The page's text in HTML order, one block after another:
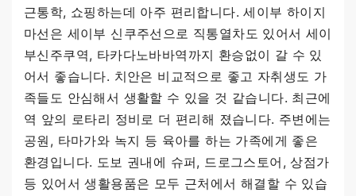
근통학, 쇼핑하는데 아주 편리합니다. 세이부 하이지
마선은 세이부 신쿠주선으로 직통열차도 있어서 세이
부신주쿠역, 타카다노바바역까지 환승없이 갈 수 있
어서 좋습니다. 치안은 비교적으로 좋고 자취생도 가
족들도 안심해서 생활할 수 있을 것 같습니다. 최근에
역 앞의 로타리 정비로 더 편리해 졌습니다. 주변에는
공원, 타마가와 녹지 등 육아를 하는 가족에게 좋은
환경입니다. 도보 권내에 슈퍼, 드로그스토어, 상점가
등 있어서 생활용품은 모두 근처에서 해결할 수 있습